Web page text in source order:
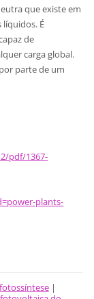
que existe em
É
de
carga global.
parte de um
pdf/1367-
plants-
fotossíntese |